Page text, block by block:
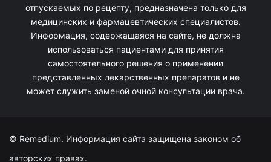
отпускаемых по рецепту, предназначена только для
медицинских и фармацевтических специалистов.
Информация, содержащаяся на сайте, не должна
использоваться пациентами для принятия
самостоятельного решения о применении
представленных лекарственных препаратов и не
может служить заменой очной консультации врача.
© Remedium. Информация сайта защищена законом об
авторских правах.